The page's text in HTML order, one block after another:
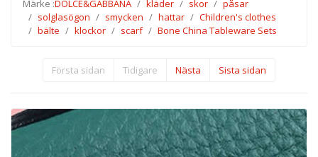
Märke :DOLCE&GABBANA kläder skor
påsar
solglasögon
smycken hattar
Children's clothes
bälte
klockor scarf Bone China Tableware Sets
Första sidan Tidigare Nästa Sista sidan